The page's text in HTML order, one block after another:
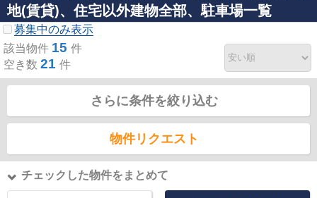
地(賃貸)、住宅以外建物全部、駐車場一覧
募集中のみ表示
該当物件 15 件
空き数 21 件
さらに条件を絞り込む
物件リクエスト
チェックした物件をまとめて